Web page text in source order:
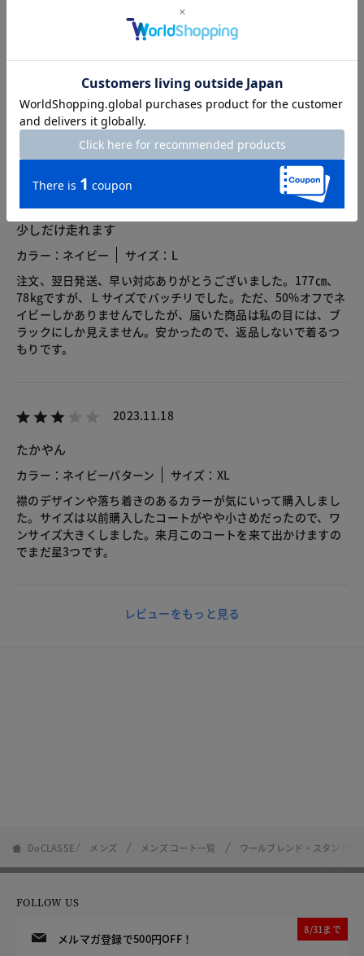
3.5 4レビュー
2024.01.11
少しだけ走れます
カラー：ネイビー
サイズ：L
注文、翌日発送、早い対応ありがとうございました。177㎝、
78kgですが、Ｌサイズでバッチリでした。ただ、50%オフでネ
イビーしかありませんでしたが、届いた商品は私の目には、ブ
ラックにしか見えません。安かったので、返品しないで着るつ
もりです。
2023.11.18
たかやん
カラー：ネイビーパターン
サイズ：XL
襟のデザインや落ち着きのあるカラーが気にいって購入しまし
た。サイズは以前購入したコートがやや小さめだったので、ワ
ンサイズ大きくしました。来月このコートを来て出かけますの
でまだ星3つです。
レビューをもっと見る
DoCLASSE メンズ メンズ コート一覧 ウールブレンド・スタンドカ
FOLLOW US
メルマガ登録で500円OFF！
8/31まで